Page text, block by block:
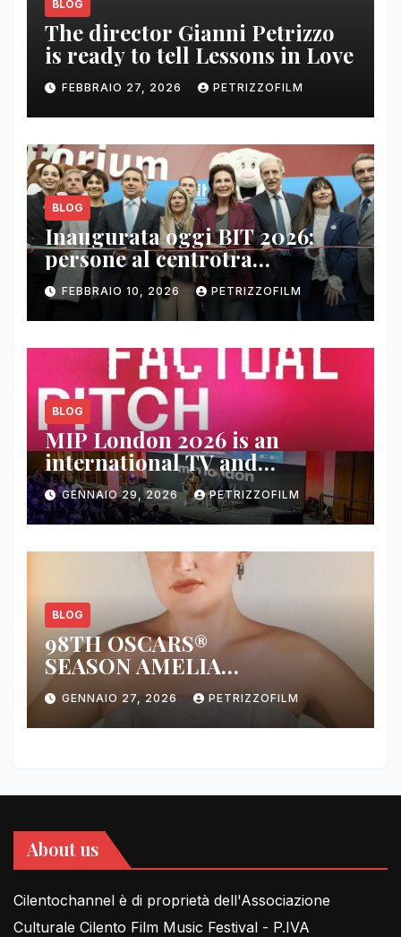
BLOG
The director Gianni Petrizzo
is ready to tell Lessons in Love
FEBBRAIO 27, 2026 PETRIZZOFILM
BLOG
Inaugurata oggi BIT 2026:
persone al centrotra
contenuti, relazioni e business
FEBBRAIO 10, 2026 PETRIZZOFILM
BLOG
MIP London 2026 is an
international TV and
streaming content market
GENNAIO 29, 2026 PETRIZZOFILM
BLOG
98TH OSCARS®
SEASON AMELIA
DIMOLDENBERG RETURNS
FOR THIRD YEAR
GENNAIO 27, 2026 PETRIZZOFILM
About us
Cilentochannel è di proprietà dell'Associazione
Culturale Cilento Film Music Festival - P.IVA